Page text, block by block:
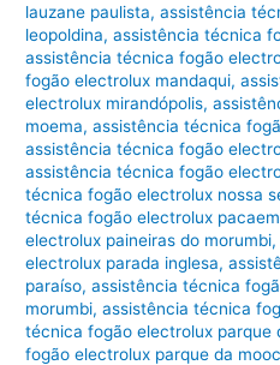
lauzane paulista,assistência
leopoldina,assistência técnica
assistência técnica fogão
fogão electrolux mandaqui,
electrolux mirandópolis,
moema,assistência técnica
assistência técnica fogão
assistência técnica fogão
técnica fogão electrolux nossa
técnica fogão electrolux
electrolux paineiras do morumbi
electrolux parada inglesa,
paraíso,assistência técnica
morumbi,assistência técnica
técnica fogão electrolux parque
fogão electrolux parque da